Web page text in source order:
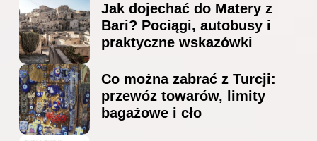
Jak dojechać do Matery z
Bari? Pociągi, autobusy i
praktyczne wskazówki
Co można zabrać z Turcji:
przewóz towarów, limity
bagażowe i cło